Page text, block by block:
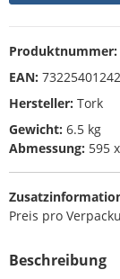
Produktnummer:
EAN:
Hersteller: Tork
Gewicht: 6.5 kg
Abmessung: 595
Preis pro
Beschreibung